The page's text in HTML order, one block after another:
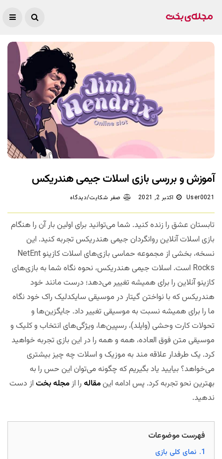
آموزش و بررسی بازی اسلات جیمی هندریکس
User0021 اکتبر 2, 2021 صفر شکایت/دیدگاه
تابستان عشق را زنده کنید. شما می‌توانید برای اولین بار آن را هنگام
بازی اسلات آنلاین روانگردان جیمی هندریکس تجربه کنید. این
نسخه، بخشی از مجموعه حماسی بازی‌های اسلات کازینو NetEnt
Rocks است. اسلات جیمی هندریکس، نحوه نگاه شما به بازی‌های
کازینو آنلاین را برای همیشه تغییر می‌دهد؛ درست مانند خود
هندریکس که با نواختن گیتار در موسیقی سایکدلیک راک خود نگاه
ما را برای همیشه نسبت به موسیقی تغییر داد. جایگزین‌ها و
تحولات کارت وحشی (وایلد)، رسپین‌ها، ویژگی‌های انتخاب و کلیک و
موسیقی متن فوق العاده، همه و همه را در این بازی تجربه خواهید
کرد. یک طرفدار علاقه مند به موزیک و اسلات چه چیز بیشتری
می‌خواهد؟ بیایید یاد بگیریم که چگونه می‌توان این حس را به
بهترین نحو تجربه کرد. پس ادامه اینمقاله را ازمجله بخت از دست
ندهید.
فهرست موضوعات
1. نمای کلی بازی